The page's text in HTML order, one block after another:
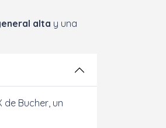
alta y una
Bucher, un